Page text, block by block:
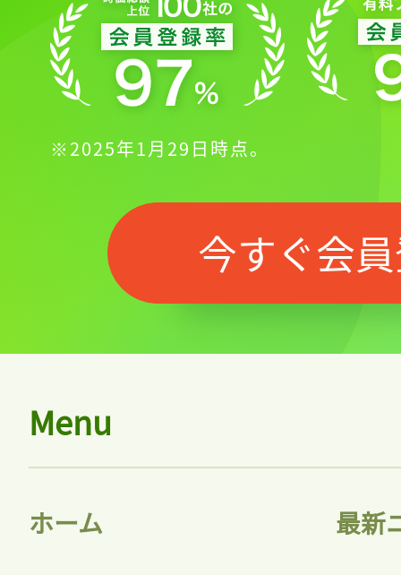
※2025年1月29日時点。
今すぐ会
Menu
ホーム 最新